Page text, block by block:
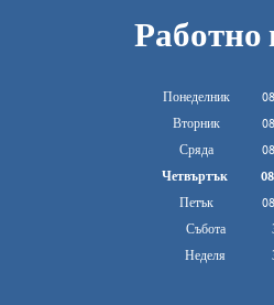
Работно
Понеделник 08
Вторник 08
Сряда 08
Четвъртък 08
Петък 08
Събота
Неделя